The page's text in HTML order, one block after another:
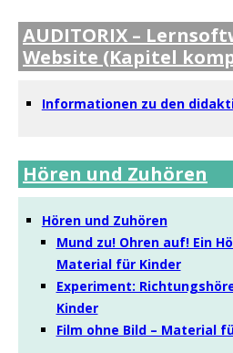
AUDITORIX –
Website (Kapitel
Informationen zu den
Hören und Zuhören
Hören und Zuhören
Mund zu! Ohren auf! Ein
Material für Kinder
Experiment:
Kinder
Film ohne Bild – Material